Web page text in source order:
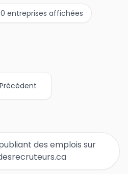
0 entreprises affichées
Précédent
des emplois sur